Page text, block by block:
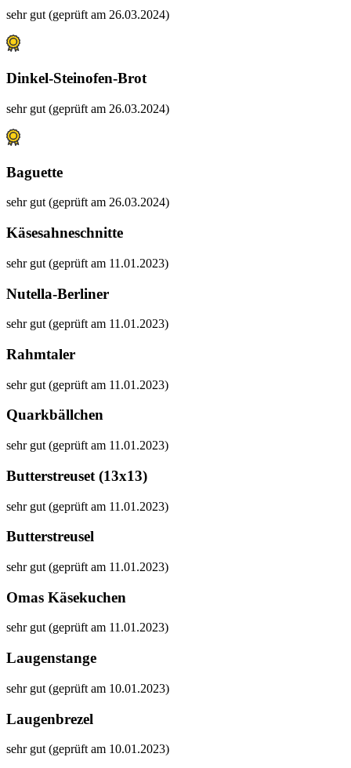
sehr gut (geprüft am 26.03.2024)
Dinkel-Steinofen-Brot
sehr gut (geprüft am 26.03.2024)
Baguette
sehr gut (geprüft am 26.03.2024)
Käsesahneschnitte
sehr gut (geprüft am 11.01.2023)
Nutella-Berliner
sehr gut (geprüft am 11.01.2023)
Rahmtaler
sehr gut (geprüft am 11.01.2023)
Quarkbällchen
sehr gut (geprüft am 11.01.2023)
Butterstreuset (13x13)
sehr gut (geprüft am 11.01.2023)
Butterstreusel
sehr gut (geprüft am 11.01.2023)
Omas Käsekuchen
sehr gut (geprüft am 11.01.2023)
Laugenstange
sehr gut (geprüft am 10.01.2023)
Laugenbrezel
sehr gut (geprüft am 10.01.2023)